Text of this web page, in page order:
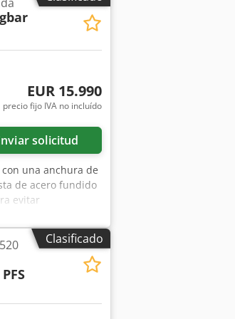
EUR 15.990
precio fijo IVA no incluído
solicitud
con una anchura de
de acero fundido
evitar
de avance
Zapatas de
Rodillo de
uniforme y
con lectura
Tersa
las
Clasificado